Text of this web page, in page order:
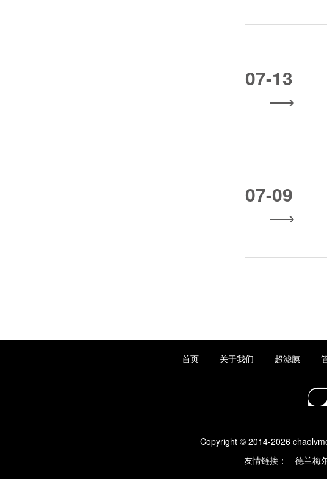
07-13
07-09
首页 关于我们 超滤膜
Copyright © 2014-2026
友情链接：
德兰梅